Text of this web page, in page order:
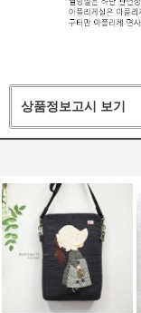
상품정보고시 보기